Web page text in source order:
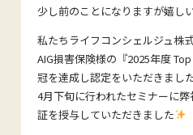
少し前のことになりますが嬉し
私たちライフコンシェルジュ株
AIG損害保険様の『2025年度
冠を達成し認定をいただきまし
4月下旬に行われたセミナーに
証を授与していただきました